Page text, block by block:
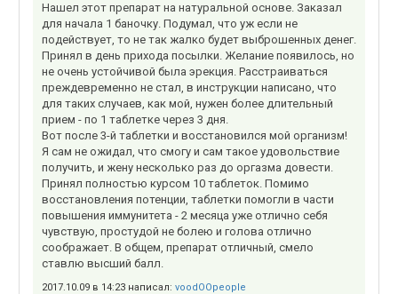
Нашел этот препарат на натуральной основе. Заказал
для начала 1 баночку. Подумал, что уж если не
подействует, то не так жалко будет выброшенных денег.
Принял в день прихода посылки. Желание появилось, но
не очень устойчивой была эрекция. Расстраиваться
преждевременно не стал, в инструкции написано, что
для таких случаев, как мой, нужен более длительный
прием - по 1 таблетке через 3 дня.
Вот после 3-й таблетки и восстановился мой организм!
Я сам не ожидал, что смогу и сам такое удовольствие
получить, и жену несколько раз до оргазма довести.
Принял полностью курсом 10 таблеток. Помимо
восстановления потенции, таблетки помогли в части
повышения иммунитета - 2 месяца уже отлично себя
чувствую, простудой не болею и голова отлично
соображает. В общем, препарат отличный, смело
ставлю высший балл.
2017.10.09 в 14:23 написал: voodOOpeople